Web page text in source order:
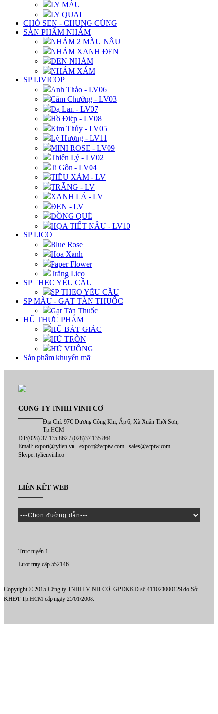
LY MÀU
LY QUAI
CHÒ SEN - CHUNG CÚNG
SẢN PHẨM NHÁM
NHÁM 2 MÀU NÂU
NHÁM XANH ĐEN
ĐEN NHÁM
NHÁM XÁM
SP LIVICOP
Anh Thảo - LV06
Cẩm Chướng - LV03
Dạ Lan - LV07
Hồ Điệp - LV08
Kim Thủy - LV05
Lý Hương - LV11
MINI ROSE - LV09
Thiên Lý - LV02
Ti Gôn - LV04
TIÊU XÁM - LV
TRẮNG - LV
XANH LÁ - LV
ĐEN - LV
ĐỒNG QUÊ
HỌA TIẾT NÂU - LV10
SP LICO
Blue Rose
Hoa Xanh
Paper Flower
Trắng Lico
SP THEO YÊU CẦU
SP THEO YÊU CẦU
SP MÀU - GẠT TÀN THUỐC
Gạt Tàn Thuốc
HŨ THỰC PHẨM
HŨ BÁT GIÁC
HŨ TRÒN
HŨ VUÔNG
Sản phẩm khuyến mãi
CÔNG TY TNHH VINH CƠ
Địa Chỉ: 97C Dương Công Khi, Ấp 6, Xã Xuân Thới Sơn,
Tp.HCM
ĐT:(028) 37.135.862 / (028)37.135.864
Email: export@tylien.vn - export@vcptw.com - sales@vcptw.com
Skype: tylienvinhco
LIÊN KẾT WEB
Trực tuyến 1
Lượt truy cập 552146
Copyright © 2015 Công ty TNHH VINH CƠ. GPĐKKD số 411023000129 do Sở
KHĐT Tp.HCM cấp ngày 25/01/2008.